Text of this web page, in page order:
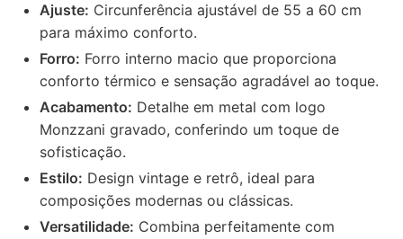
Ajuste: Circunferência ajustável de 55 a 60 cm
para máximo conforto.
Forro: Forro interno macio que proporciona
conforto térmico e sensação agradável ao toque.
Acabamento: Detalhe em metal com logo
Monzzani gravado, conferindo um toque de
sofisticação.
Estilo: Design vintage e retrô, ideal para
composições modernas ou clássicas.
Versatilidade: Combina perfeitamente com